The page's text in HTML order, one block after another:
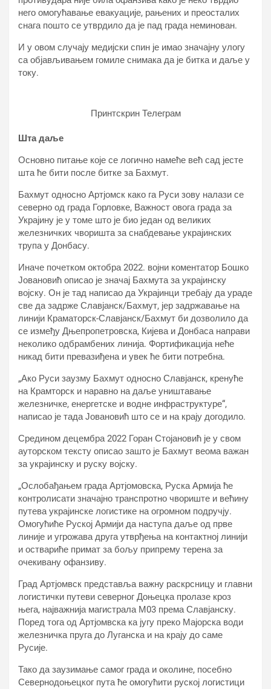
него омогућавање евакуације, рањених и преосталих
снага пошто се утврдило да је пад града неминован.
И у овом случају медијски спин је имао значајну улогу
са објављивањем гомиле снимака да је битка и даље у
току.
Принтскрин Телеграм
Шта даље
Основно питање које се логично намеће већ сад јесте
шта ће бити после битке за Бахмут.
Бахмут односно Артјомск како га Руси зову налази се
северно од града Горловке, Важност овога града за
Украјину је у томе што је био један од великих
железничких чворишта за снабдевање украјинских
трупа у Донбасу.
Иначе почетком октобра 2022. војни коментатор Бошко
Јовановић описао је значај Бахмута за украјинску
војску. Он је тад написао да Украјинци требају да ураде
све да задрже Славјанск/Бахмут, јер задржавање на
линији Краматорск-Славјанск/Бахмут би дозволило да
се између Дњепропетровска, Кијева и Донбаса направи
неколико одбрамбених линија. Фортификација неће
никад бити превазиђена и увек ће бити потребна.
„Ако Руси заузму Бахмут односно Славјанск, кренуће
на Крамторск и наравно на даље уништавање
железничке, енергетске и водне инфраструктуре“,
написао је тада Јовановић што се и на крају догодило.
Средином децембра 2022 Горан Стојановић је у свом
ауторском тексту описао зашто је Бахмут веома важан
за украјинску и руску војску.
„Ослобађањем града Артјомовска, Руска Армија ће
контролисати значајно транспротно чвориште и већину
путева украјинске логистике на огромном подручју.
Омогућиће Руској Армији да наступа даље од прве
линије и угрожава друга утврђења на контактној линији
и оствариће примат за бољу припрему терена за
очекивану офанзиву.
Град Артјомвск представља важну раскрсницу и главни
логистички путеви северног Доњецка пролазе кроз
њега, најважнија магистрала М03 према Славјанску.
Поред тога од Артјомвска ка југу преко Мајорска води
железничка пруга до Луганска и на крају до саме
Русије.
Тако да заузимање самог града и околине, посебно
Севернодоњецког пута ће омогућити руској логистици